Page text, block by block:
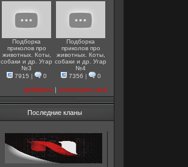
Подборка
приколов про
животных. Коты,
собаки и др. Угар
№3
7915
0
Подборка
приколов про
животных. Коты,
собаки и др. Угар
№4
7356
0
добавить посмотреть все
Последние кланы